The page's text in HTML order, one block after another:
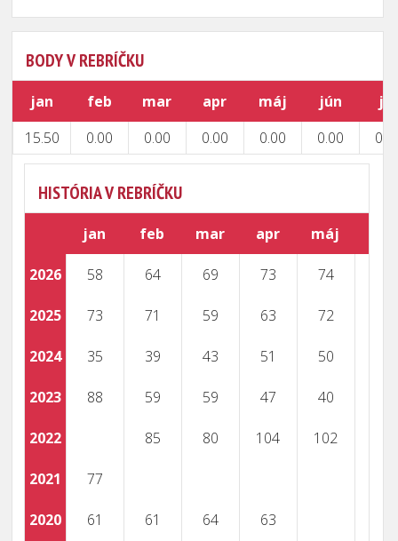
BODY V REBRÍČKU
jan feb mar apr máj jún
júl
15.50
0.00 0.00 0.00 0.00 0.00
HISTÓRIA V REBRÍČKU
jan feb mar apr máj
2026 58 64 69 73 74
2025 73 71 59 63 72
2024 35 39 43 51 50
2023 88 59 59 47 40
2022 85 80 104 102
2021 77
2020 61 61 64 63